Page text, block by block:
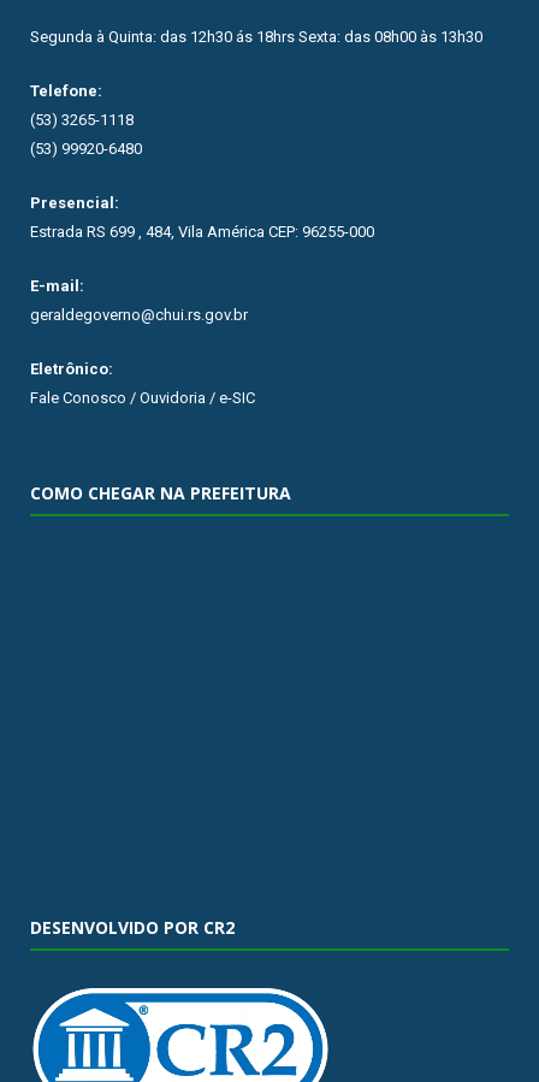
Segunda à Quinta: das 12h30 ás 18hrs Sexta: das 08h00 às 13h30
Telefone:
(53) 3265-1118
(53) 99920-6480
Presencial:
Estrada RS 699 , 484, Vila América CEP: 96255-000
E-mail:
geraldegoverno@chui.rs.gov.br
Eletrônico:
Fale Conosco / Ouvidoria / e-SIC
COMO CHEGAR NA PREFEITURA
DESENVOLVIDO POR CR2